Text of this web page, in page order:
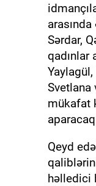
Sərdar,
qadınlar
Svetlana
mükafat
Qeyd
həlledici